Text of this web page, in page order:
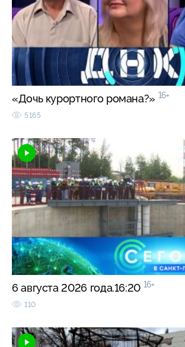
«Дочь курортного романа?» 16+
5165
6 августа 2026 года.16:20 16+
110